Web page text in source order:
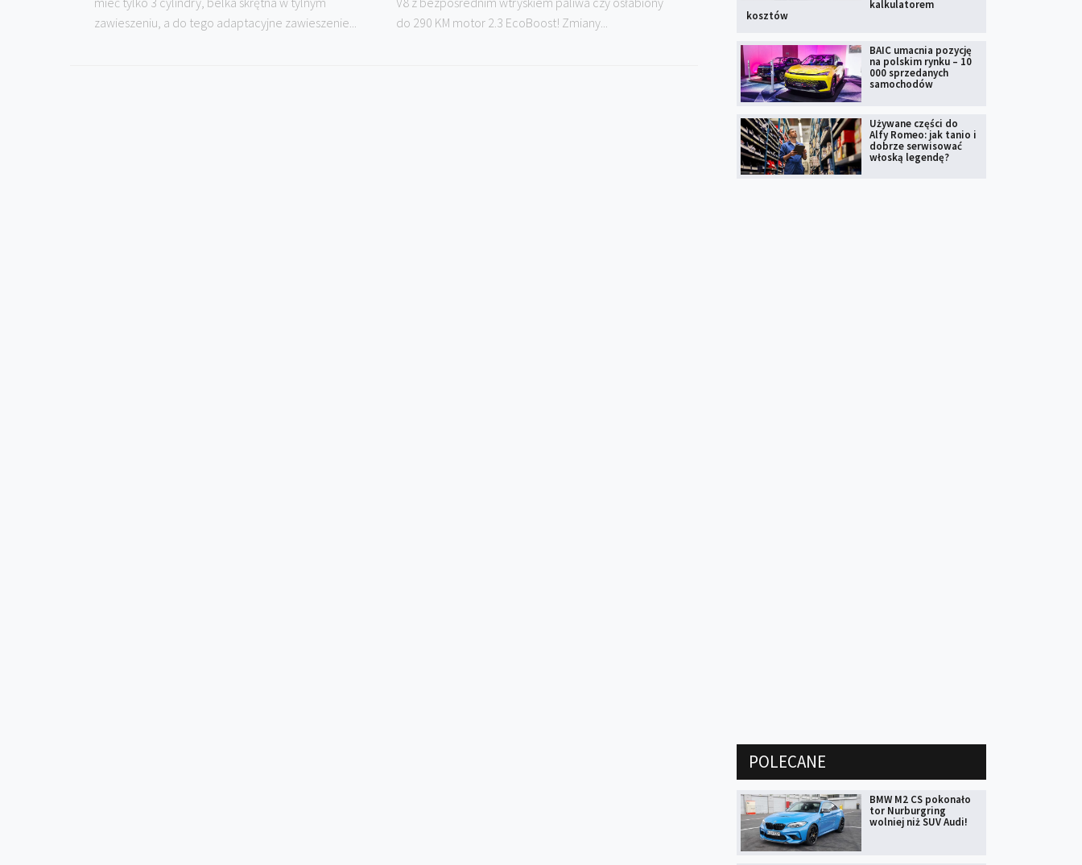
zawieszeniu, a do tego adaptacyjne zawieszenie...
do 290 KM motor 2.3 EcoBoost! Zmiany...
kalkulatorem
kosztów
BAIC umacnia pozycję
na polskim rynku – 10
000 sprzedanych
samochodów
Używane części do
Alfy Romeo: jak tanio i
dobrze serwisować
włoską legendę?
POLECANE
BMW M2 CS pokonało
tor Nurburgring
wolniej niż SUV Audi!